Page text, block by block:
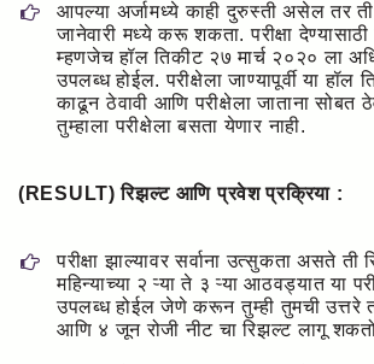
आपल्या अर्जामध्ये काही दुरुस्ती असेल तर
जानेवारी मध्ये करू शकता. परीक्षा
म्हणजेच हॉल तिकीट २७ मार्च २०२० ला
उपलब्ध होईल. परीक्षेला जाण्यापूर्वी या हॉल
काढून ठेवावी आणि परीक्षेला जाताना सोबत
तुम्हाला परीक्षेला बसता येणार नाही.
(RESULT) रिझल्ट आणि प्रवेश प्रक्रिया :
परीक्षा झाल्यावर सर्वाना उत्सुकता असते ती
महिन्याच्या २ ऱ्या ते ३ ऱ्या आठवड्यात या
उपलब्ध होईल जेणे करून तुम्ही तुमची उत्तरे
आणि ४ जून रोजी नीट चा रिझल्ट लागू